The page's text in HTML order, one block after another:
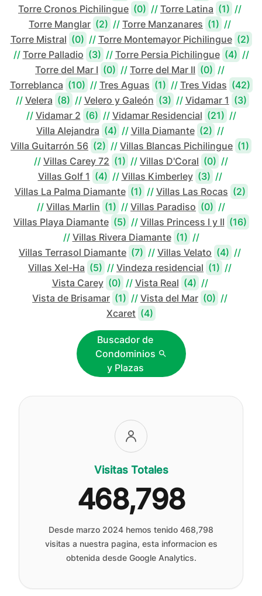
Torre Cronos Pichilingue (0) // Torre Latina (1) //
Torre Manglar (2) // Torre Manzanares (1) //
Torre Mistral (0) // Torre Montemayor Pichilingue (2)
// Torre Palladio (3) // Torre Persia Pichilingue (4) //
Torre del Mar I (0) // Torre del Mar II (0) //
Torreblanca (10) // Tres Aguas (1) // Tres Vidas (42)
// Velera (8) // Velero y Galeón (3) // Vidamar 1 (3)
// Vidamar 2 (6) // Vidamar Residencial (21) //
Villa Alejandra (4) // Villa Diamante (2) //
Villa Guitarrón 56 (2) // Villas Blancas Pichilingue (1)
// Villas Carey 72 (1) // Villas D'Coral (0) //
Villas Golf 1 (4) // Villas Kimberley (3) //
Villas La Palma Diamante (1) // Villas Las Rocas (2)
// Villas Marlin (1) // Villas Paradiso (0) //
Villas Playa Diamante (5) // Villas Princess I y II (16)
// Villas Rivera Diamante (1) //
Villas Terrasol Diamante (7) // Villas Velato (4) //
Villas Xel-Ha (5) // Vindeza residencial (1) //
Vista Carey (0) // Vista Real (4) //
Vista de Brisamar (1) // Vista del Mar (0) //
Xcaret (4)
Buscador de
Condominios
y Plazas
Visitas Totales
468,798
Desde marzo 2024 hemos tenido 468,798
visitas a nuestra pagina, esta informacion es
obtenida desde Google Analytics.